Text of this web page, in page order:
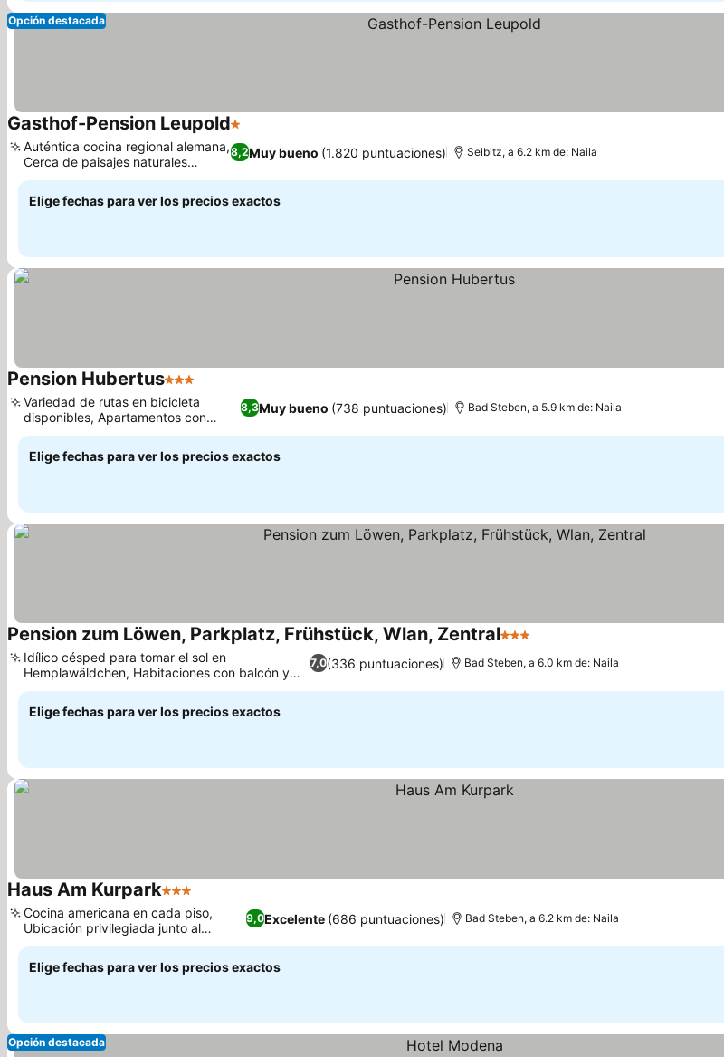
Opción destacada
Gasthof-Pension Leupold1 Estrellas
8,2Muy bueno (1.820 puntuaciones)
Auténtica cocina regional alemana,
Cerca de paisajes naturales
increíbles
Selbitz, a 6.2 km de: Naila
Elige fechas para ver los precios exactos
Pension Hubertus3 Estrellas
8,3Muy bueno (738 puntuaciones)
Variedad de rutas en bicicleta
disponibles, Apartamentos con
balcón privado
Bad Steben, a 5.9 km de: Naila
Elige fechas para ver los precios exactos
Pension zum Löwen, Parkplatz, Frühstück, Wlan, Zentral3 Estrellas
7,0(336 puntuaciones)
Idílico césped para tomar el sol en
Hemplawäldchen, Habitaciones con balcón y
vistas panorámicas
Bad Steben, a 6.0 km de: Naila
Elige fechas para ver los precios exactos
Haus Am Kurpark3 Estrellas
9,0Excelente (686 puntuaciones)
Cocina americana en cada piso,
Ubicación privilegiada junto al
parque del spa
Bad Steben, a 6.2 km de: Naila
Elige fechas para ver los precios exactos
Opción destacada